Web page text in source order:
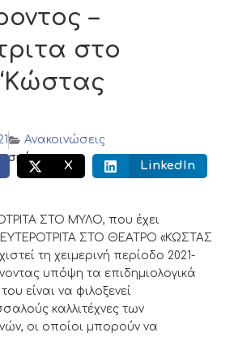
–
στο
Ανακοινώσεις
X LinkedIn
ΣΤΟ ΜΥΛΟ, που έχει
ΣΤΟ ΘΕΑΤΡΟ «ΚΩΣΤΑΣ
τη χειμερινή περίοδο 2021-
υπόψη τα επιδημιολογικά
είναι να φιλοξενεί
καλλιτέχνες των
οι οποίοι μπορούν να